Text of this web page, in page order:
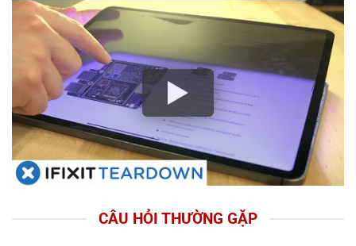
CÂU HỎI THƯỜNG GẶP